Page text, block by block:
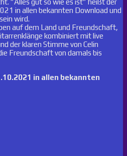
in allen bekannten Download und
wird.
auf dem Land und Freundschaft,
kombiniert mit live
der klaren Stimme von Celin
Freundschaft von damals bis
in allen bekannten